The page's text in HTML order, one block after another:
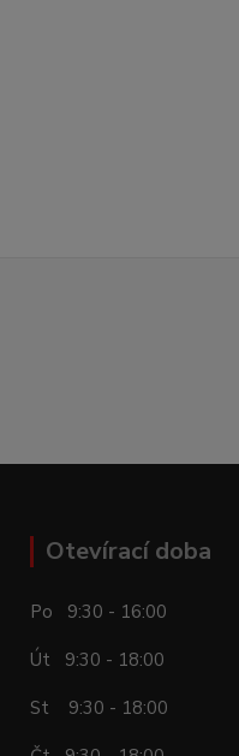
Otevírací doba
Po 9:30 - 16:00
Út 9:30 - 18:00
St 9:30 - 18:00